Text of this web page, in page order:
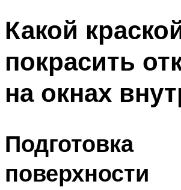
Какой
покрасить
на окнах
Подготовка
поверхности